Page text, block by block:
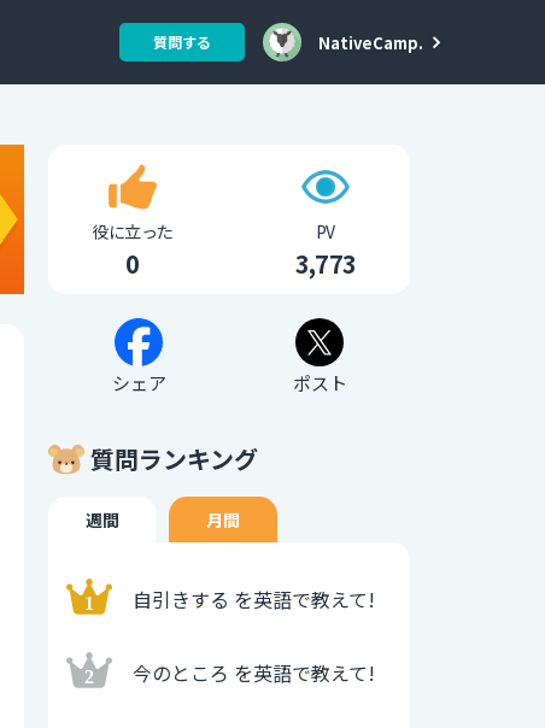
質問する NativeCamp.
役に立った
0
PV
3,773
シェア ポスト
質問ランキング
週間 月間
自引きする を英語で教えて!
今のところ を英語で教えて!